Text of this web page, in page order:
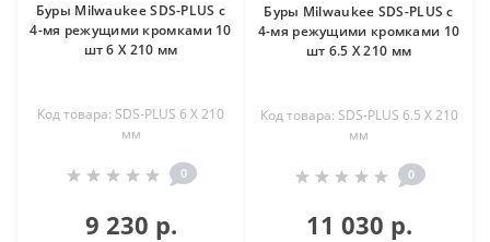
Буры Milwaukee SDS-PLUS с
4-мя режущими кромками 10
шт 6 X 210 мм
Код товара: SDS-PLUS 6 X 210
мм
0
9 230 р.
Буры Milwaukee SDS-PLUS с
4-мя режущими кромками 10
шт 6.5 X 210 мм
Код товара: SDS-PLUS 6.5 X 210
мм
0
11 030 р.